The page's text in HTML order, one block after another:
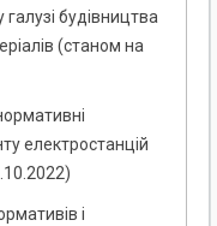
будівництва
(станом на
електростанцій
і